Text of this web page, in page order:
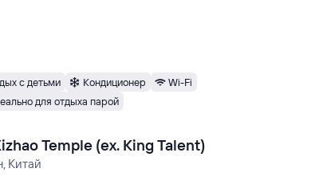
с детьми Кондиционер
Wi-Fi
для отдыха парой
Temple (ex. King Talent)
Китай